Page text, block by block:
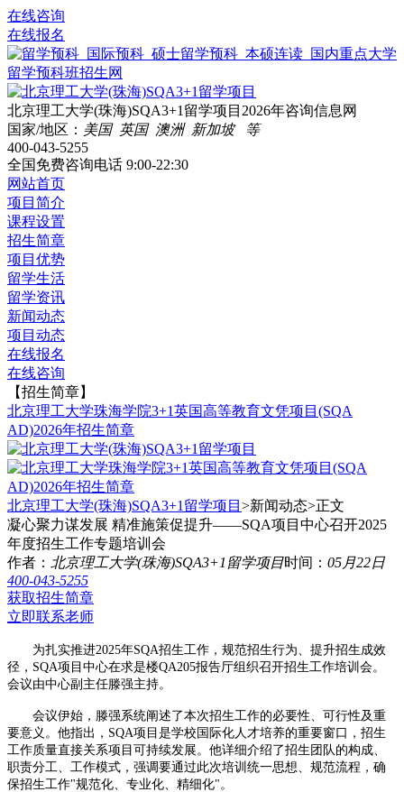
在线咨询
在线报名
北京理工大学(珠海)SQA3+1留学项目2026年咨询信息网
国家/地区： 美国 英国 澳洲 新加坡 等
400-043-5255
全国免费咨询电话 9:00-22:30
网站首页
项目简介
课程设置
招生简章
项目优势
留学生活
留学资讯
新闻动态
项目动态
在线报名
在线咨询
【招生简章】
北京理工大学珠海学院3+1英国高等教育文凭项目(SQA
AD)2026年招生简章
北京理工大学(珠海)SQA3+1留学项目 >新闻动态>正文
凝心聚力谋发展 精准施策促提升——SQA项目中心召开2025
年度招生工作专题培训会
作者： 北京理工大学(珠海)SQA3+1留学项目时间： 05月22日
400-043-5255
获取招生简章
立即联系老师
为扎实推进2025年SQA招生工作，规范招生行为、提升招生成效
径，SQA项目中心在求是楼QA205报告厅组织召开招生工作培训会。
会议由中心副主任滕强主持。
会议伊始，滕强系统阐述了本次招生工作的必要性、可行性及重
要意义。他指出，SQA项目是学校国际化人才培养的重要窗口，招生
工作质量直接关系项目可持续发展。他详细介绍了招生团队的构成、
职责分工、工作模式，强调要通过此次培训统一思想、规范流程，确
保招生工作"规范化、专业化、精细化"。